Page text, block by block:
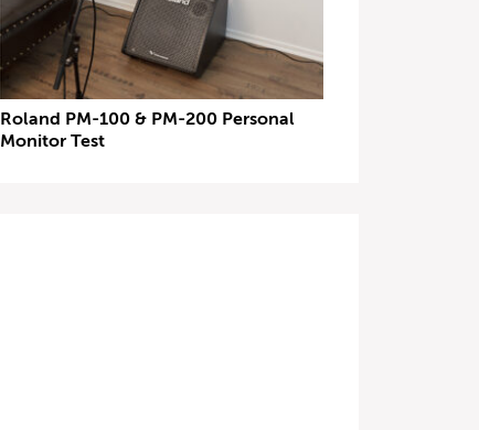
Roland PM-100 & PM-200 Personal
Monitor Test